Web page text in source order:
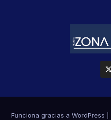
Funciona gracias a WordPress